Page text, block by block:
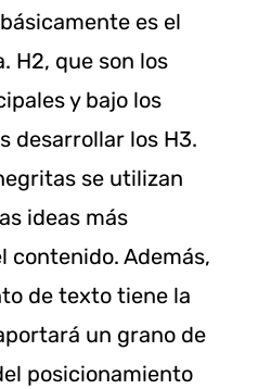
es el
H2, que son los
y bajo los
desarrollar los H3.
se utilizan
ideas más
contenido. Además,
de texto tiene la
un grano de
posicionamiento